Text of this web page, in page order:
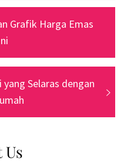
Grafik Harga Emas
Selaras dengan
Us